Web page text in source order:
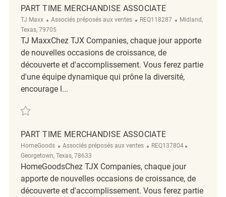
PART TIME MERCHANDISE ASSOCIATE
TJ Maxx Catégorie
Associés préposés aux ventes ReqId
REQ118287 Emplacement
Midland,
Texas, 79705
TJ MaxxChez TJX Companies, chaque jour apporte
de nouvelles occasions de croissance, de
découverte et d'accomplissement. Vous ferez partie
d'une équipe dynamique qui prône la diversité,
encourage l...
Sauvegarder Part Time Merchandise Associate REQ118287
PART TIME MERCHANDISE ASSOCIATE
HomeGoods Catégorie
Associés préposés aux ventes ReqId
REQ137804
Georgetown, Texas, 78633
HomeGoodsChez TJX Companies, chaque jour
apporte de nouvelles occasions de croissance, de
découverte et d'accomplissement. Vous ferez partie